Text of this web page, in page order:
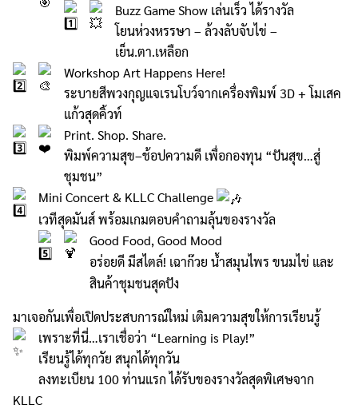
Buzz Game Show เล่นเร็ว ได้รางวัล
โยนห่วงหรรษา – ล้วงลับจับไข่ –
เย็น.ตา.เหลือก
Workshop Art Happens Here!
ระบายสีพวงกุญแจเรนโบว์จากเครื่องพิมพ์ 3D + โมเสค
แก้วสุดคิ้วท์
Print. Shop. Share.
พิมพ์ความสุข–ช้อปความดี เพื่อกองทุน “ปันสุข…สู่
ชุมชน”
Mini Concert & KLLC Challenge
เวทีสุดมันส์ พร้อมเกมตอบคำถามลุ้นของรางวัล
Good Food, Good Mood
อร่อยดี มีสไตล์! เฉาก๊วย น้ำสมุนไพร ขนมไข่ และ
สินค้าชุมชนสุดปัง
มาเจอกันเพื่อเปิดประสบการณ์ใหม่ เติมความสุขให้การเรียนรู้
เพราะที่นี่…เราเชื่อว่า “Learning is Play!”
เรียนรู้ได้ทุกวัย สนุกได้ทุกวัน
ลงทะเบียน 100 ท่านแรก ได้รับของรางวัลสุดพิเศษจาก
KLLC